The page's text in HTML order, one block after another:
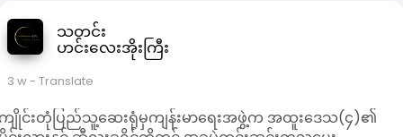
န်ကြားရေးမှူးချုပ်ထံ တင်သွင်းနိုင်သည်ဟု ပြည်ထောင်စု
တ်တော်နာယက ဦးအောင်လင်းဒွေးကကြေညာခဲ့သည်။
သတင်း
ဟင်းလေးအိုးကြီး
3 w- Translate
ျိုင်းတုံပြည်သူ့ဆေးရုံမှကျန်းမာရေးအဖွဲ့က အထူးဒေသ(၄)၏